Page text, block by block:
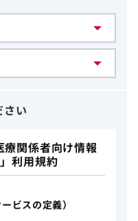
い
療関係者向け情報
利用規約
ビスの定義）